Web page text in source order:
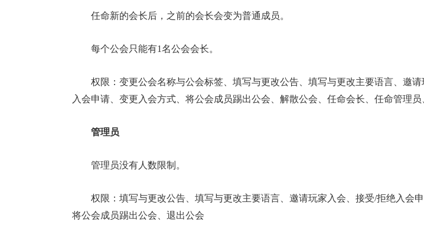
任命新的会长后，之前的会长会变为普通成员。
每个公会只能有1名公会会长。
权限：变更公会名称与公会标签、填写与更改公告、填写与更改主要语言、邀
入会申请、变更入会方式、将公会成员踢出公会、解散公会、任命会长、任命管理
管理员
管理员没有人数限制。
权限：填写与更改公告、填写与更改主要语言、邀请玩家入会、接受/拒绝入会申
将公会成员踢出公会、退出公会